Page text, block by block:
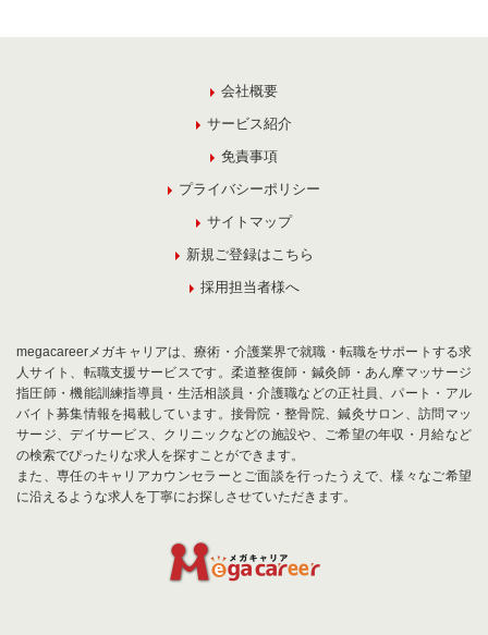
会社概要
サービス紹介
免責事項
プライバシーポリシー
サイトマップ
新規ご登録はこちら
採用担当者様へ
megacareerメガキャリアは、療術・介護業界で就職・転職をサポートする求
人サイト、転職支援サービスです。柔道整復師・鍼灸師・あん摩マッサージ
指圧師・機能訓練指導員・生活相談員・介護職などの正社員、パート・アル
バイト募集情報を掲載しています。接骨院・整骨院、鍼灸サロン、訪問マッ
サージ、デイサービス、クリニックなどの施設や、ご希望の年収・月給など
の検索でぴったりな求人を探すことができます。
また、専任のキャリアカウンセラーとご面談を行ったうえで、様々なご希望
に沿えるような求人を丁寧にお探しさせていただきます。